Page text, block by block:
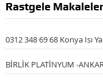
Rastgele Makaleler
0312 348 69 68 Konya Isı
BİRLİK PLATİNYUM -